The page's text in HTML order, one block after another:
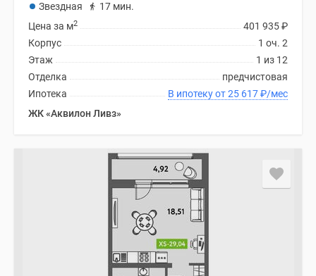
Звездная
17 мин.
401 935₽
Цена за м2
1 оч. 2
Корпус
1 из 12
Этаж
предчистовая
Отделка
В ипотеку от 25 617₽/мес
Ипотека
ЖК «Аквилон Ливз»